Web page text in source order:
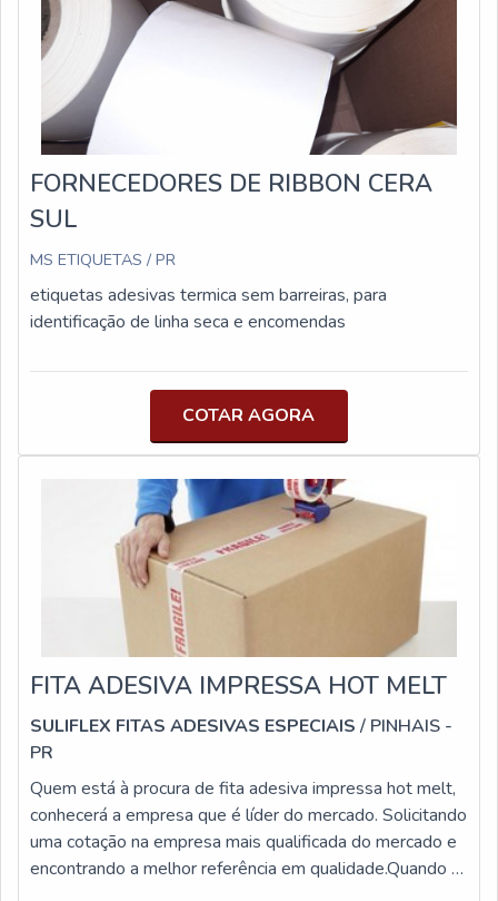
melhorias em seus custos operacionais. Uma solução de
fechamento correta previne adulterações e roubos,
garantindo a integridade do seu produto desde o seu
processo de empacotamento até a entrega.
FORNECEDORES DE RIBBON CERA
SUL
MS ETIQUETAS / PR
etiquetas adesivas termica sem barreiras, para
identificação de linha seca e encomendas
COTAR AGORA
FITA ADESIVA IMPRESSA HOT MELT
SULIFLEX FITAS ADESIVAS ESPECIAIS / PINHAIS -
PR
Quem está à procura de fita adesiva impressa hot melt,
conhecerá a empresa que é líder do mercado. Solicitando
uma cotação na empresa mais qualificada do mercado e
encontrando a melhor referência em qualidade.Quando o